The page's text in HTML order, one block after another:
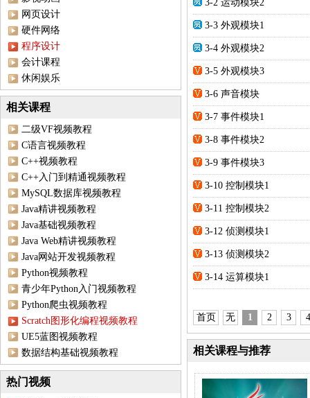
网页设计
硬件网络
程序设计
会计课程
休闲娱乐
相关课程
二级VF视频教程
C语言视频教程
C++视频教程
C++入门到精通视频教程
MySQL数据库视频教程
Java精讲视频教程
Java基础视频教程
Java Web精讲视频教程
Java网站开发视频教程
Python视频教程
青少年Python入门视频教程
Python爬虫视频教程
Scratch图形化编程视频教程
UE5蓝图视频教程
数据结构基础视频教程
热门视频
3-2 运动模块2
3-3 外观模块1
3-4 外观模块2
3-5 外观模块3
3-6 声音模块
3-7 事件模块1
3-8 事件模块2
3-9 事件模块3
3-10 控制模块1
3-11 控制模块2
3-12 侦测模块1
3-13 侦测模块2
3-14 运算模块1
首页 无 1 2 3 4
相关课程与推荐